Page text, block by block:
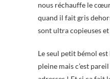
nous réchauffe le
quand il fait gris
sont ultra copieuses
Le seul petit bémol
pleine mais c’est